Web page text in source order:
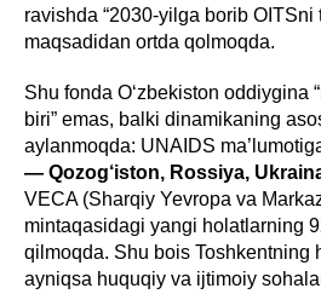
ravishda “2030-yilga borib OITSni
maqsadidan ortda qolmoqda.
Shu fonda O‘zbekiston oddiygina
biri” emas, balki dinamikaning
aylanmoqda: UNAIDS
— Qozog‘iston, Rossiya,
VECA (Sharqiy Yevropa va
mintaqasidagi yangi holatlarning
qilmoqda. Shu bois
ayniqsa huquqiy va ijtimoiy